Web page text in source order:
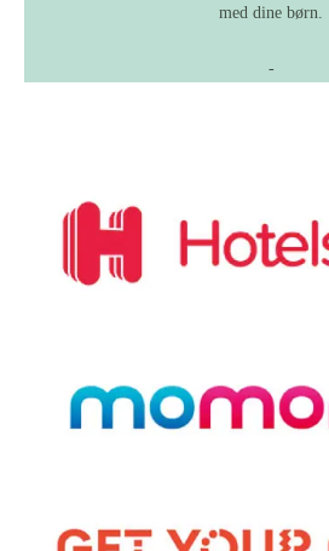
med dine børn.
-